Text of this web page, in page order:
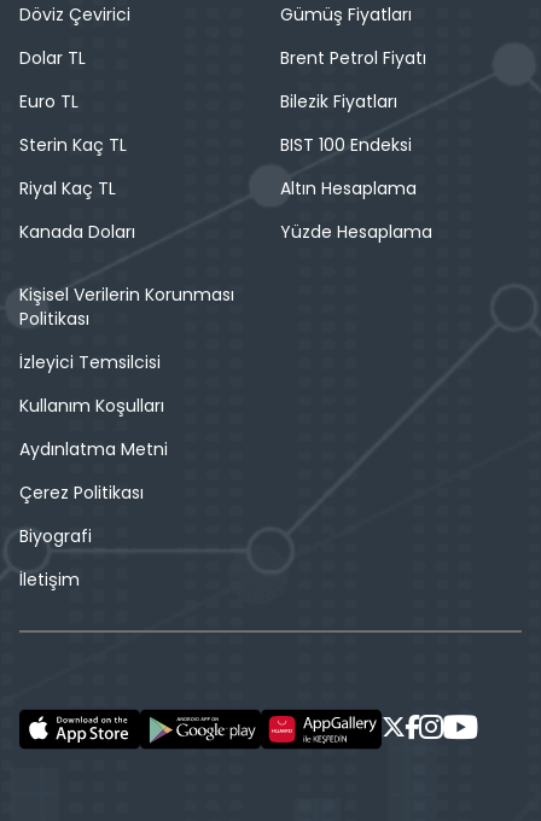
Döviz Çevirici
Dolar TL
Euro TL
Sterin Kaç TL
Riyal Kaç TL
Kanada Doları
Gümüş Fiyatları
Brent Petrol Fiyatı
Bilezik Fiyatları
BIST 100 Endeksi
Altın Hesaplama
Yüzde Hesaplama
Kişisel Verilerin Korunması
Politikası
İzleyici Temsilcisi
Kullanım Koşulları
Aydınlatma Metni
Çerez Politikası
Biyografi
İletişim